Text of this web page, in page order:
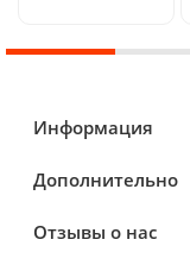
Информация
Дополнительно
Отзывы о нас